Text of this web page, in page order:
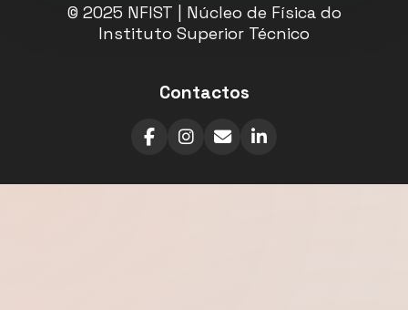
© 2025 NFIST | Núcleo de Física do
Instituto Superior Técnico
Contactos